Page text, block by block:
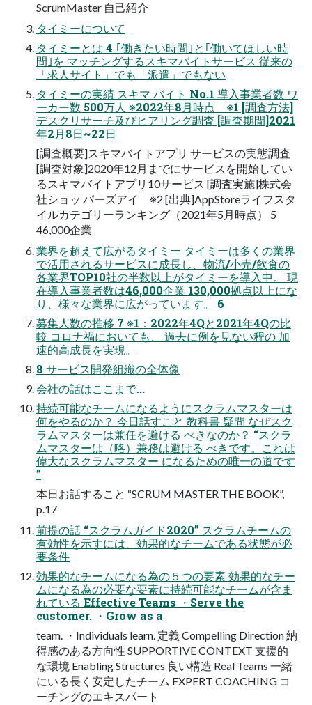
ScrumMaster 自己紹介
タイミーについて
タイミーとは 4 ｢働きたい時間｣と｢働いてほしい時
間｣を マッチングするスキマバイトサービス 従来の
「求人サイト」でも「派遣」でもない
タイミーの実績 スキマ バイト No.1 導入事業者数 ワ
ーカー数 500万人 ※2022年8月時点 ※1 [調査方法]
デスクリサーチ及びヒアリング調査 [調査期間]2021
年2月8日~22日
[調査概要]スキマバイトアプリ サービスの実態調査
[調査対象]2020年12月までにサービスを開始してい
るスキマバイトアプリ10サービス [調査実施]株式会
社ショッ パーズアイ ※2 [出典]AppStoreライフスタ
イルカテゴリーランキング（2021年5月時点） 5
46,000企業
業界を超えて広がるタイミー タイミーは多くの業界
で活用されるサービスに成長し、物流/小売/飲食の
各業界TOP10社の半数以上がタイミーを導入中。 現
在導入事業者数は46,000企業 130,000拠点以上にな
り、様々な業界に広がっています。 6
募集人数の推移 7 ※1：2022年4Qと2021年4Qの比
較 コロナ禍においても、 過去に例を見ない程の 加
速的高成長を実現。
8 サービス開発組織の全体像
会社の話はここまで...
持続可能なチームになるようにスクラムマスターは
何をやるのか？ 今日話すこと 教科書 疑問 なぜスク
ラムマスターは兼任を避ける べきなのか？ “スクラ
ムマスターは（略）兼務は避ける べきです。これは
偉大なスクラムマスター になるための唯一の道です
”
本日お話すること “SCRUM MASTER THE BOOK”,
p.17
前提の話 “スクラムガイド2020” スクラムチームの
有効性を示すには、効果的なチームである状態が必
要条件
効果的なチームになる為の５つの要素 効果的なチー
ムになる為の必要な要素に持続可能なチームが含ま
れている Effective Teams ・Serve the
customer. ・Grow as a
team. ・Individuals learn. 定義 Compelling Direction 納
得感のある方向性 SUPPORTIVE CONTEXT 支援的
な環境 Enabling Structures 良い構造 Real Teams 一緒
にいる長く安定したチーム EXPERT COACHING コ
ーチングのエキスパート